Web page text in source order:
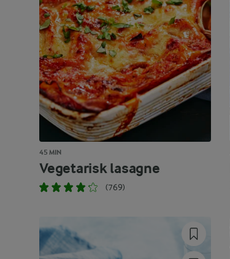
45 MIN
Vegetarisk lasagne
(769)